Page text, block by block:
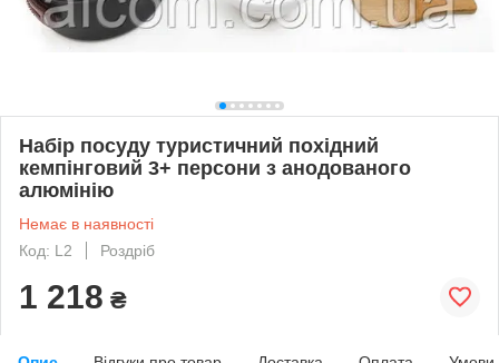
Набір посуду туристичний похідний
кемпінговий 3+ персони з анодованого
алюмінію
Немає в наявності
Код: L2
Роздріб
1 218 ₴